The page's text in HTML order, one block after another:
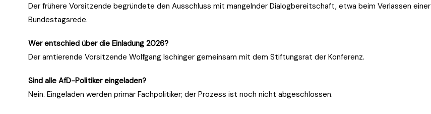
Der frühere Vorsitzende begründete den Ausschluss mit mangelnder Dialogbereitschaft, etwa beim Verlassen einer
Bundestagsrede.
Wer entschied über die Einladung 2026?
Der amtierende Vorsitzende Wolfgang Ischinger gemeinsam mit dem Stiftungsrat der Konferenz.
Sind alle AfD-Politiker eingeladen?
Nein. Eingeladen werden primär Fachpolitiker; der Prozess ist noch nicht abgeschlossen.